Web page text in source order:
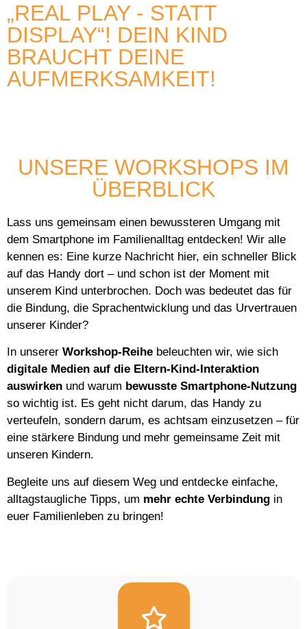
„REAL PLAY - STATT
DISPLAY“! DEIN KIND
BRAUCHT DEINE
AUFMERKSAMKEIT!
UNSERE WORKSHOPS IM
ÜBERBLICK
Lass uns gemeinsam einen bewussteren Umgang mit
dem Smartphone im Familienalltag entdecken! Wir alle
kennen es: Eine kurze Nachricht hier, ein schneller Blick
auf das Handy dort – und schon ist der Moment mit
unserem Kind unterbrochen. Doch was bedeutet das für
die Bindung, die Sprachentwicklung und das Urvertrauen
unserer Kinder?
In unserer Workshop-Reihe beleuchten wir, wie sich
digitale Medien auf die Eltern-Kind-Interaktion
auswirken und warum bewusste Smartphone-Nutzung
so wichtig ist. Es geht nicht darum, das Handy zu
verteufeln, sondern darum, es achtsam einzusetzen – für
eine stärkere Bindung und mehr gemeinsame Zeit mit
unseren Kindern.
Begleite uns auf diesem Weg und entdecke einfache,
alltagstaugliche Tipps, um mehr echte Verbindung in
euer Familienleben zu bringen!